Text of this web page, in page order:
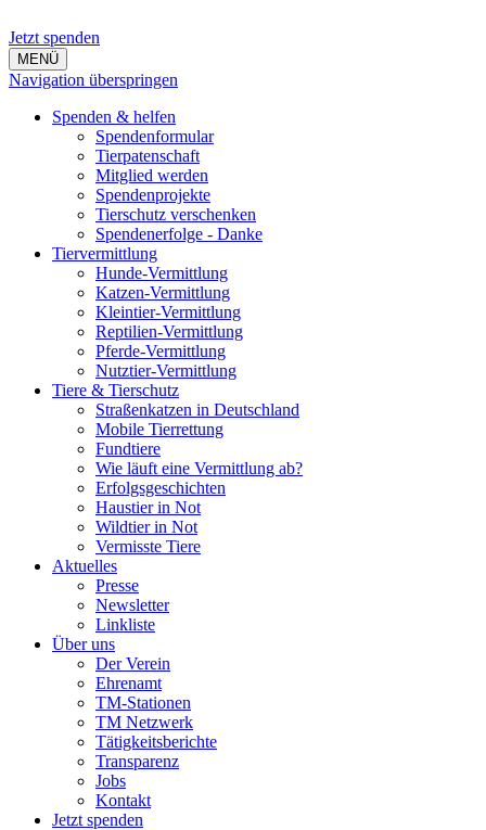
Jetzt spenden
MENÜ
Navigation überspringen
Spenden & helfen
Spendenformular
Tierpatenschaft
Mitglied werden
Spendenprojekte
Tierschutz verschenken
Spendenerfolge - Danke
Tiervermittlung
Hunde-Vermittlung
Katzen-Vermittlung
Kleintier-Vermittlung
Reptilien-Vermittlung
Pferde-Vermittlung
Nutztier-Vermittlung
Tiere & Tierschutz
Straßenkatzen in Deutschland
Mobile Tierrettung
Fundtiere
Wie läuft eine Vermittlung ab?
Erfolgsgeschichten
Haustier in Not
Wildtier in Not
Vermisste Tiere
Aktuelles
Presse
Newsletter
Linkliste
Über uns
Der Verein
Ehrenamt
TM-Stationen
TM Netzwerk
Tätigkeitsberichte
Transparenz
Jobs
Kontakt
Jetzt spenden